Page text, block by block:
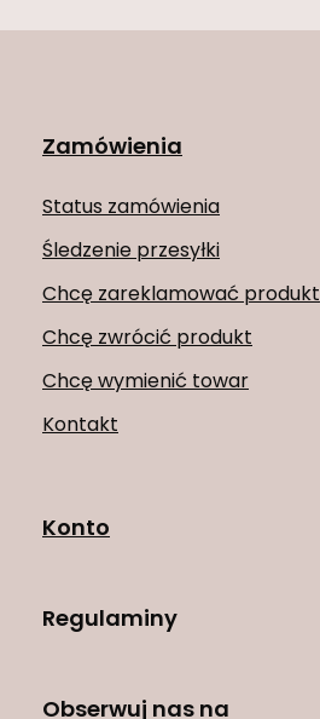
Zamówienia
Status zamówienia
Śledzenie przesyłki
Chcę zareklamować produkt
Chcę zwrócić produkt
Chcę wymienić towar
Kontakt
Konto
Regulaminy
Obserwuj nas na